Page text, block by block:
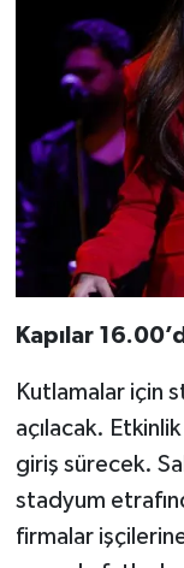
Kapılar
Kutlamalar için
açılacak.
giriş sürecek.
stadyum
firmalar